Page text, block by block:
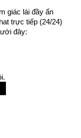
giác lái đầy ấn
trực tiếp (24/24)
đây: